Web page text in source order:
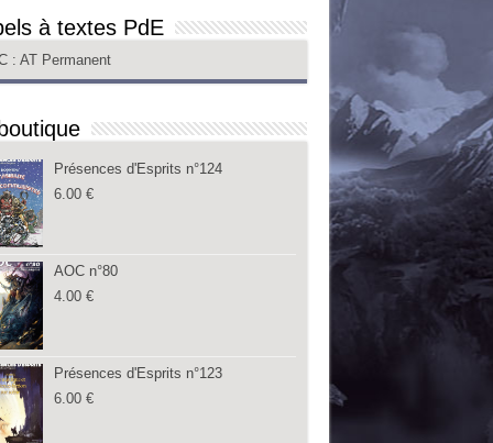
à textes PdE
: AT Permanent
Présences d'Esprits n°124
6.00 €
AOC n°80
4.00 €
Présences d'Esprits n°123
6.00 €